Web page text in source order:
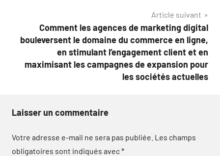
Article suivant
Comment les agences de marketing digital
bouleversent le domaine du commerce en ligne,
en stimulant l’engagement client et en
maximisant les campagnes de expansion pour
les sociétés actuelles
Laisser un commentaire
Votre adresse e-mail ne sera pas publiée. Les champs
obligatoires sont indiqués avec*